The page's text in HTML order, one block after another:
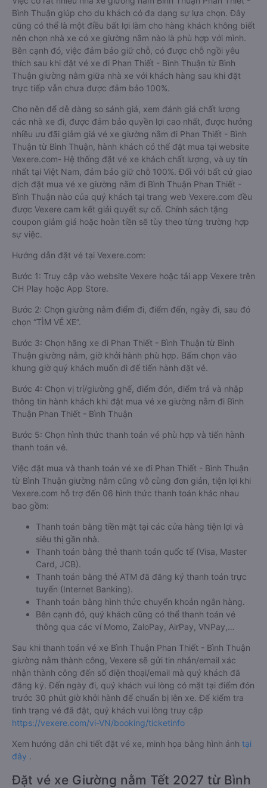
Bình Thuận giúp cho du khách có đa dạng sự lựa chọn. Đây
cũng có thể là một điều bất lợi làm cho hàng khách không biết
nên chọn nhà xe có xe giường nằm nào là phù hợp với mình.
Bên cạnh đó, việc đảm bảo giữ chỗ, có được chỗ ngồi yêu
thích sau khi đặt vé xe đi Phan Thiết - Bình Thuận từ Bình
Thuận giường nằm giữa nhà xe với khách hàng sau khi đặt
trực tiếp vẫn chưa được đảm bảo 100%.
Cho nên để dễ dàng so sánh giá, xem đánh giá chất lượng
các nhà xe đi, được đảm bảo quyền lợi cao nhất, được hưởng
nhiều ưu đãi giảm giá vé xe giường nằm đi Phan Thiết - Bình
Thuận từ Bình Thuận, hành khách có thể đặt mua tại website
Vexere.com- Hệ thống đặt vé xe khách chất lượng, và uy tín
nhất tại Việt Nam, đảm bảo giữ chỗ 100%. Đối với bất cứ giao
dịch đặt mua vé xe giường nằm đi Bình Thuận Phan Thiết -
Bình Thuận nào của quý khách tại trang web Vexere.com đều
được Vexere cam kết giải quyết sự cố. Chính sách tặng
coupon giảm giá hoặc hoàn tiền sẽ tùy theo từng trường hợp
sự việc.
Hướng dẫn đặt vé tại Vexere.com:
Bước 1: Truy cập vào website Vexere hoặc tải app Vexere trên
CH Play hoặc App Store.
Bước 2: Chọn giường nằm điểm đi, điểm đến, ngày đi, sau đó
chọn “TÌM VÉ XE”.
Bước 3: Chọn hãng xe đi Phan Thiết - Bình Thuận từ Bình
Thuận giường nằm, giờ khởi hành phù hợp. Bấm chọn vào
khung giờ quý khách muốn đi để tiến hành đặt vé.
Bước 4: Chọn vị trí/giường ghế, điểm đón, điểm trả và nhập
thông tin hành khách khi đặt mua vé xe giường nằm đi Bình
Thuận Phan Thiết - Bình Thuận
Bước 5: Chọn hình thức thanh toán vé phù hợp và tiến hành
thanh toán vé.
Việc đặt mua và thanh toán vé xe đi Phan Thiết - Bình Thuận
từ Bình Thuận giường nằm cũng vô cùng đơn giản, tiện lợi khi
Vexere.com hỗ trợ đến 06 hình thức thanh toán khác nhau
bao gồm:
Thanh toán bằng tiền mặt tại các cửa hàng tiện lợi và
siêu thị gần nhà.
Thanh toán bằng thẻ thanh toán quốc tế (Visa, Master
Card, JCB).
Thanh toán bằng thẻ ATM đã đăng ký thanh toán trực
tuyến (Internet Banking).
Thanh toán bằng hình thức chuyển khoản ngân hàng.
Bên cạnh đó, quý khách cũng có thể thanh toán vé
thông qua các ví Momo, ZaloPay, AirPay, VNPay,…
Sau khi thanh toán vé xe Bình Thuận Phan Thiết - Bình Thuận
giường nằm thành công, Vexere sẽ gửi tin nhắn/email xác
nhận thành công đến số điện thoại/email mà quý khách đã
đăng ký. Đến ngày đi, quý khách vui lòng có mặt tại điểm đón
trước 30 phút giờ khởi hành để chuẩn bị lên xe. Để kiểm tra
tình trạng vé đã đặt, quý khách vui lòng truy cập
https://vexere.com/vi-VN/booking/ticketinfo
Xem hướng dẫn chi tiết đặt vé xe, minh họa bằng hình ảnh tại
đây .
Đặt vé xe Giường nằm Tết 2027 từ Bình